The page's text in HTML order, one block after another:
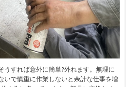
すれば意外に簡単?外れます。無理に
いで慎重に作業しないと余計な仕事を増